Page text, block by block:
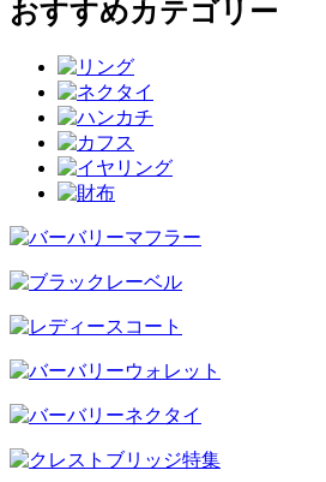
おすすめカテゴリー